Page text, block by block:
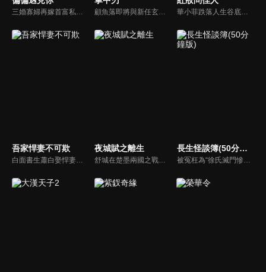
三婚寡婦再嫁首富私生子葉朗，以為是白撿純愛小奶狗，不料竟落入重生大佬的圈套！葉朗前世痴情一片死於婚禮，重生後他發誓報復，卻再次淪陷她的溫柔陷阱。愛恨糾纏中，謎團浮出水面，迷霧之後另有重生之人操縱一切。 顧魚落即將與新任玄機閣閣主顧朝夕成婚之際，顧朝夕遭人暗殺了。為穩定局勢，魚落得找個人來假扮顧朝夕。而太子殷晝為避禍調查潛入顧家，假扮顧朝夕。殷晝人前溫柔繾綣，人後殺伐果斷，卻發現魚落的夫君竟正是當年他失蹤的大哥。各自懷揣秘密的二人從針鋒相對到互生情愫，最終心意相通。 華小菲跌落人生谷底、負債昏迷，夢中穿越繁華都城創業，結識守衛軍首領徐子齊與商會會長房離恨。皇后命徐子齊暗查官商勾結、哄抬物價案，真相直指商會。華小菲憑誠信經營崛起，與徐子齊呈上帳本揭露罪行，惡人伏法，最終成就傳奇女商人並喜結連理。
吾家悍妻不可欺 夜城賦之離生
舒城在楚墨兩國之戰中落敗，並成為了墨國五皇女莫茴的魂器。失去自我意識的舒城跟隨姐姐莫茹回到墨國，面對失而復得的妹妹，莫茹欣喜又憂慮。為了保護親人和國家她棄醫從戎，甚至為了保護莫茴不惜被砍掉一條手臂，然而這一切都阻擋不了局勢的動盪不安...
長生怪談簿(50分鐘版)
被冤枉為“徐氏滅門慘案”兇手的主人公在多年後深陷倖存者的複仇圈套，成功說服其共同對抗真兇，並找出真相的故事。整個故事發生在一個荒山客棧，眾人鬥智斗勇，一步步揭開每個人的秘密，還原案件本來面目。